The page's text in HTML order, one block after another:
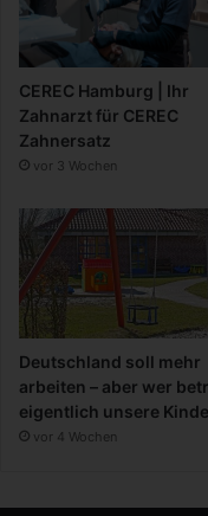
CEREC Hamburg | Ihr
Zahnarzt für CEREC
Zahnersatz
vor 3 Wochen
Deutschland soll mehr
arbeiten – aber wer
eigentlich unsere
vor 4 Wochen